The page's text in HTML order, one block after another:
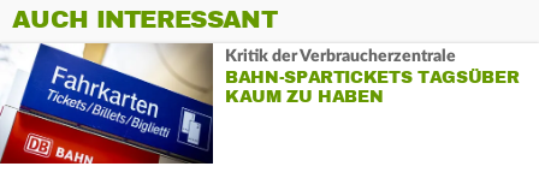
AUCH INTERESSANT
Kritik der Verbraucherzentrale
BAHN-SPARTICKETS TAGSÜBER
KAUM ZU HABEN